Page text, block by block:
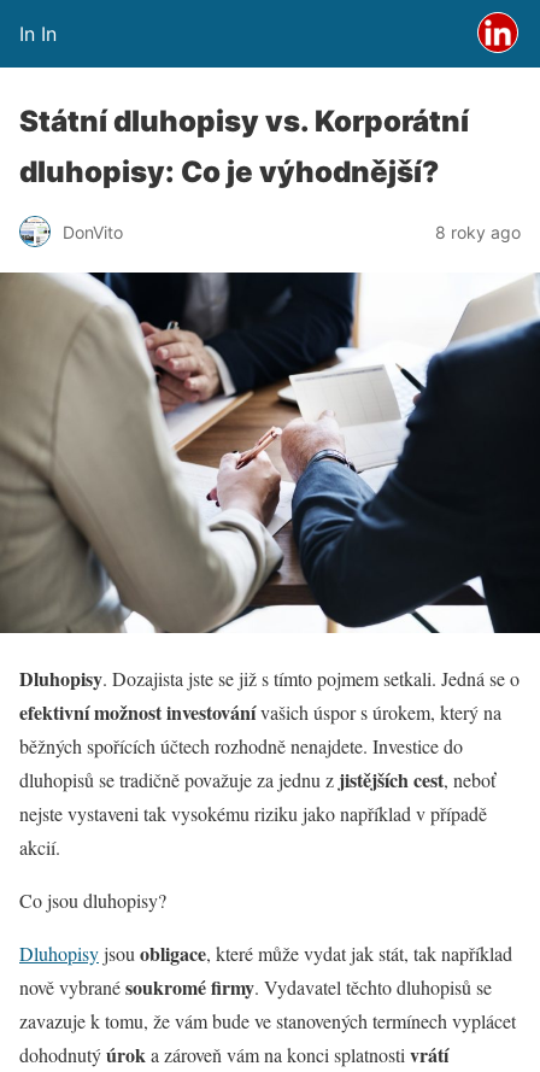
In In
Státní dluhopisy vs. Korporátní
dluhopisy: Co je výhodnější?
DonVito 8 roky ago
Dluhopisy. Dozajista jste se již s tímto pojmem setkali. Jedná se o
efektivní možnost investovánívašich úspor s úrokem, který na
běžných spořících účtech rozhodně nenajdete. Investice do
dluhopisů se tradičně považuje za jednu z jistějších cest, neboť
nejste vystaveni tak vysokému riziku jako například v případě
akcií.
Co jsou dluhopisy?
Dluhopisyjsou obligace, které může vydat jak stát, tak například
nově vybranésoukromé firmy. Vydavatel těchto dluhopisů se
zavazuje k tomu, že vám bude ve stanovených termínech vyplácet
dohodnutýúroka zároveň vám na konci splatnosti vrátí